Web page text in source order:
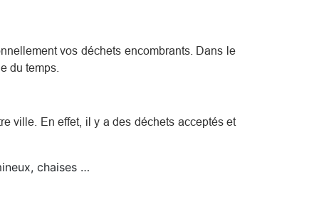
vos déchets encombrants. Dans le
du temps.
ville. En effet, il y a des déchets acceptés et
chaises …